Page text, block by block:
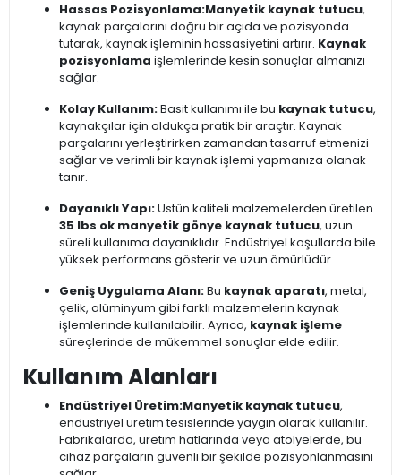
Hassas Pozisyonlama:Manyetik kaynak tutucu,
kaynak parçalarını doğru bir açıda ve pozisyonda
tutarak, kaynak işleminin hassasiyetini artırır. Kaynak
pozisyonlama işlemlerinde kesin sonuçlar almanızı
sağlar.
Kolay Kullanım:Basit kullanımı ile bu kaynak tutucu,
kaynakçılar için oldukça pratik bir araçtır. Kaynak
parçalarını yerleştirirken zamandan tasarruf etmenizi
sağlar ve verimli bir kaynak işlemi yapmanıza olanak
tanır.
Dayanıklı Yapı:Üstün kaliteli malzemelerden üretilen
35 lbs ok manyetik gönye kaynak tutucu, uzun
süreli kullanıma dayanıklıdır. Endüstriyel koşullarda bile
yüksek performans gösterir ve uzun ömürlüdür.
Geniş Uygulama Alanı:Bu kaynak aparatı, metal,
çelik, alüminyum gibi farklı malzemelerin kaynak
işlemlerinde kullanılabilir. Ayrıca, kaynak işleme
süreçlerinde de mükemmel sonuçlar elde edilir.
Kullanım Alanları
Endüstriyel Üretim:Manyetik kaynak tutucu,
endüstriyel üretim tesislerinde yaygın olarak kullanılır.
Fabrikalarda, üretim hatlarında veya atölyelerde, bu
cihaz parçaların güvenli bir şekilde pozisyonlanmasını